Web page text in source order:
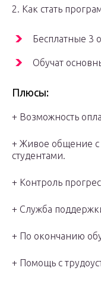
2. Как стать
Бесплатные 3
Обучат
Плюсы:
+ Возможность
+ Живое общение с
студентами.
+ Контроль
+ Служба
+ По окончанию
+ Помощь с